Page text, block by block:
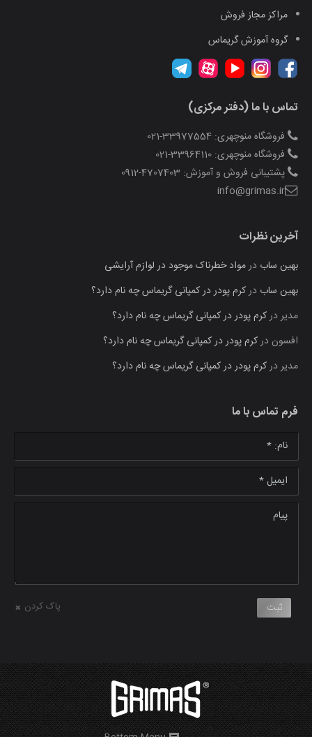
مراکز مجاز فروش
گروه آموزش گریماس
تماس با ما (دفتر مرکزی)
فروشگاه منوچهری: 33977554-021
فروشگاه منوچهری: 33964110-021
پشتیبانی فروش و آموزش: 4707403-0912
info@grimas.ir
آخرین نظرات
بهین ساب درمواد خطرناک موجود در لوازم آرایشی
بهین ساب درکرم پودر در کمپانی گریماس چه نام دارد؟
مدیردرکرم پودر در کمپانی گریماس چه نام دارد؟
افسون درکرم پودر در کمپانی گریماس چه نام دارد؟
مدیردرکرم پودر در کمپانی گریماس چه نام دارد؟
فرم تماس با ما
نام: *
ایمیل *
پیام
ثبت پاک کردن